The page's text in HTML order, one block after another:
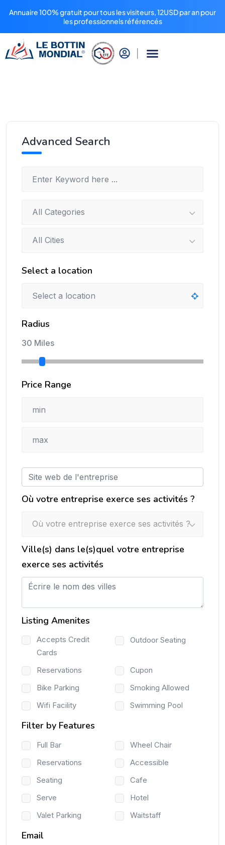
Annuaire 100% gratuit pour tous les visiteurs, 12USD par an pour
les professionnels référencés
Advanced Search
All Categories
All Cities
Select a location
Radius
30 Miles
Price Range
Où votre entreprise exerce ses activités ?
Où votre entreprise exerce ses activités ?
Ville(s) dans le(s)quel votre entreprise
exerce ses activités
Listing Amenites
Accepts Credit
Cards
Outdoor Seating
Reservations
Cupon
Bike Parking
Smoking Allowed
Wifi Facility
Swimming Pool
Filter by Features
Full Bar
Wheel Chair
Reservations
Accessible
Seating
Cafe
Serve
Hotel
Valet Parking
Waitstaff
Email